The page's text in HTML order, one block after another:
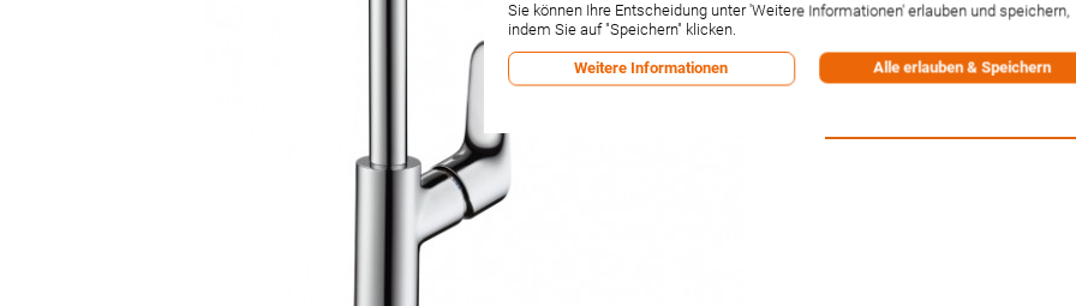
Inkl. 19% MwSt.,zzgl.
-1% Rabatt bei Vorkasse per
Versandpunkte:1.72
Sie können Ihre Entscheidung unter 'Weitere Informationen' erlauben und speichern,
indem Sie auf "Speichern" klicken.
Weitere Informationen Alle erlauben & Speichern